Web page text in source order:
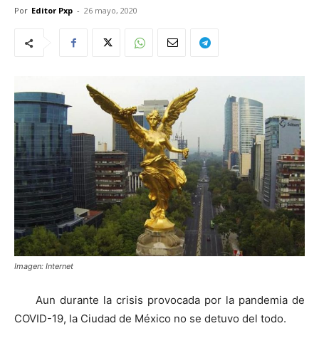
Por Editor Pxp - 26 mayo, 2020
Imagen: Internet
Aun durante la crisis provocada por la pandemia de
COVID-19, la Ciudad de México no se detuvo del todo.